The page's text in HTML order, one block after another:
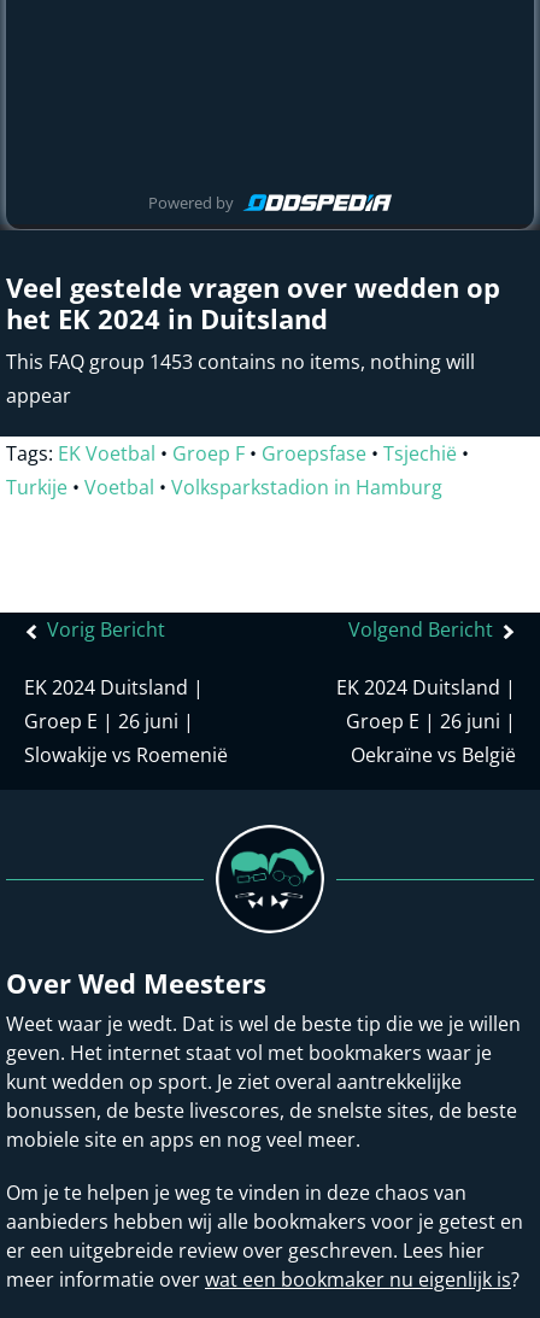
Powered by
Veel gestelde vragen over wedden op
het EK 2024 in Duitsland
This FAQ group 1453 contains no items, nothing will
appear
Tags: EK Voetbal • Groep F • Groepsfase • Tsjechië •
Turkije • Voetbal • Volksparkstadion in Hamburg
Bericht
Vorig Bericht
EK 2024 Duitsland |
Groep E | 26 juni |
Slowakije vs Roemenië
Volgend Bericht
EK 2024 Duitsland |
Groep E | 26 juni |
Oekraïne vs België
Over Wed Meesters
Weet waar je wedt. Dat is wel de beste tip die we je willen
geven. Het internet staat vol met bookmakers waar je
kunt wedden op sport. Je ziet overal aantrekkelijke
bonussen, de beste livescores, de snelste sites, de beste
mobiele site en apps en nog veel meer.
Om je te helpen je weg te vinden in deze chaos van
aanbieders hebben wij alle bookmakers voor je getest en
er een uitgebreide review over geschreven. Lees hier
meer informatie overwat een bookmaker nu eigenlijk is?